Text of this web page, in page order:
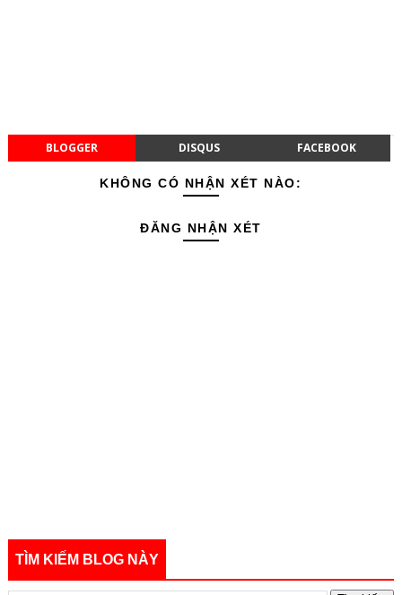
BLOGGER DISQUS FACEBOOK
KHÔNG CÓ NHẬN XÉT NÀO:
ĐĂNG NHẬN XÉT
TÌM KIẾM BLOG NÀY